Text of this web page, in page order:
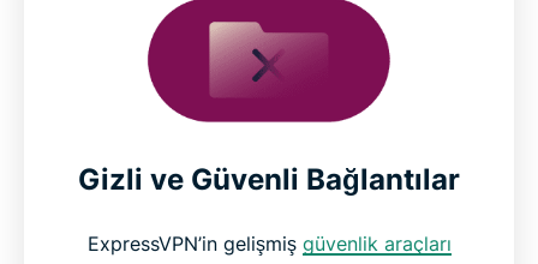
Gizli ve Güvenli Bağlantılar
ExpressVPN’in gelişmiş güvenlik araçları